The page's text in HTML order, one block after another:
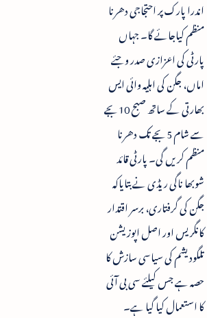
اندرا پارک پر احتجاجی دھرنا
منظم کیاجائے گا۔ جہاں
پارٹی کی اعزازی صدر وجئے
اماں، جگن کی اہلیہ وائی ایس
بھارتی کے ساتھ صبح 10بجے
سے شام 5بجے تک دھرنا
منظم کریں گی۔ پارٹی قائد
شوبھا ناگی ریڈی نے بتایاکہ
جگن کی گرفتاری، برسر اقتدار
کانگریس اور اصل اپوزیشن
تلگودیشم کی سیاسی سازش کا
حصہ ہے جس کیلئے سی بی آئی
کا استعمال کیا گیا ہے۔